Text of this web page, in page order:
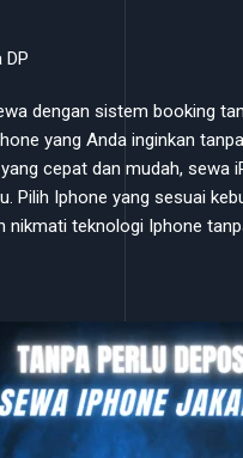
DP
dengan sistem booking
yang Anda inginkan
cepat dan mudah, sewa
Pilih Iphone yang sesuai
nikmati teknologi Iphone